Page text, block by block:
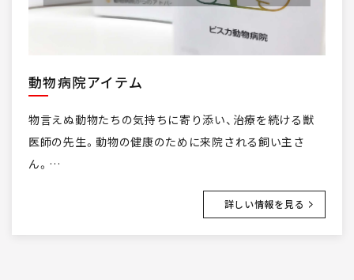
動物病院アイテム
物言えぬ動物たちの気持ちに寄り添い、治療を続ける獣
医師の先生。動物の健康のために来院される飼い主さ
ん。…
詳しい情報を見る